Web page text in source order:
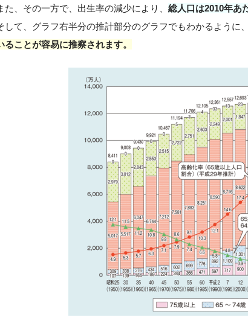
た、その一方で、出生率の減少により、 総人口は2010年あ
して、グラフ右半分の推計部分のグラフでもわかるように、
ることが容易に推察されます。